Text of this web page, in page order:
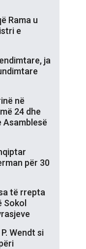
Rama u
e
ja
në
24 dhe
Asamblesë
për 30
të rrepta
Sokol
Wendt si